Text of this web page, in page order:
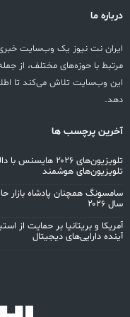
درباره ما
ایران نت نیوز یک وب‌سایت
مرتبط با حوزه‌های مختلف، از
این وب‌سایت تلاش می‌کند تا
دهد.
آخرین پرچسب ها
تلویزیون‌های هوشمند
سال ۲۰۲۶
آمریکا و بریتانیا بر حمایت از
آینده دارایی‌های دیجیتال